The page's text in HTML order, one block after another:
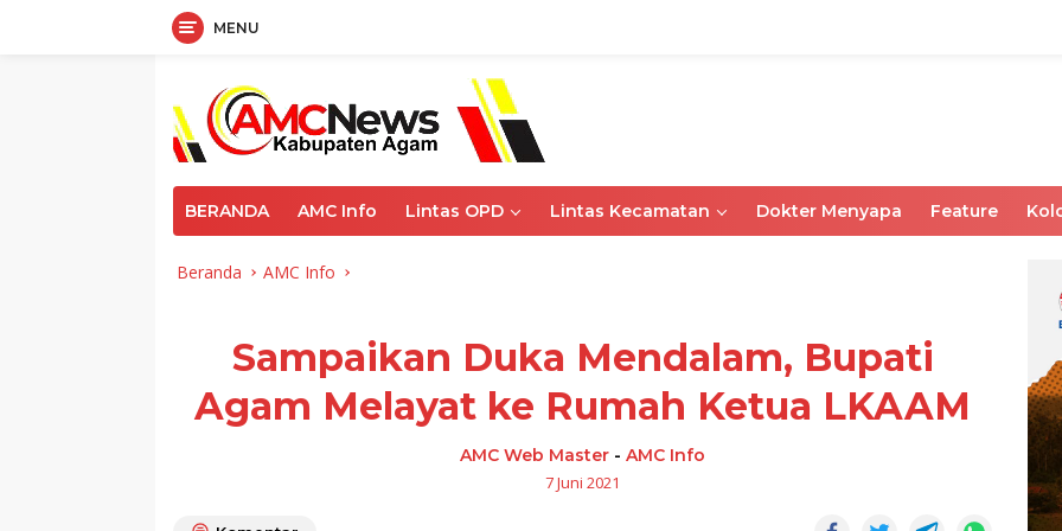
MENU
BERANDA AMC Info Lintas OPD Lintas Kecamatan Dokter Menyapa Feature
Beranda AMC Info
Sampaikan Duka Mendalam, Bupati
Agam Melayat ke Rumah Ketua LKAAM
AMC Web Master -AMC Info
7 Juni 2021